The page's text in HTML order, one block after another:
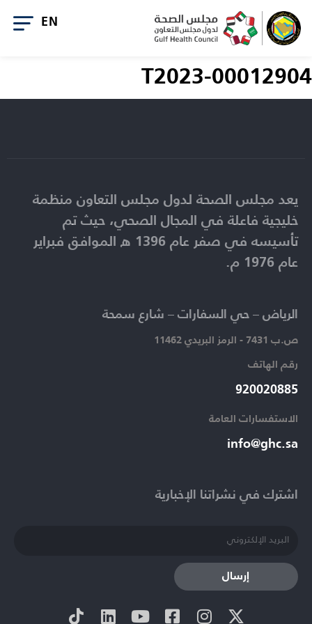
T2023-00012904
اشترك في نشراتنا الإخبارية​
إرسال
الرياض – حي السفارات – شارع سمحة​
ص.ب 7431 - الرمز البريدي 11462
رقم الهاتف​
920020885​
الاستفسارات العامة ​
info@ghc.sa​
يعد مجلس الصحة لدول مجلس التعاون منظمة
خليجية فاعلة في المجال الصحي، حيث تم
تأسيسه في صفر عام 1396 ه الموافق فبراير
عام 1976 م.